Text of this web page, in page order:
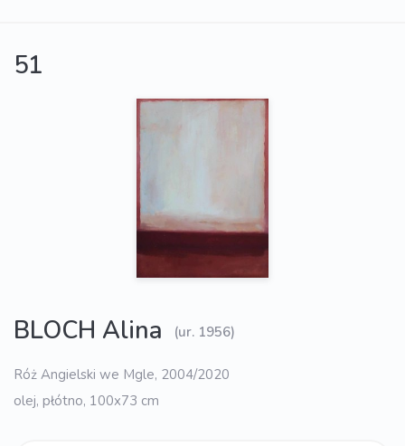
51
BLOCH Alina (ur. 1956)
Róż Angielski we Mgle, 2004/2020
olej, płótno, 100x73 cm